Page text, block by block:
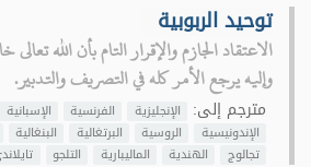
توحيد الربوبية
الاعتقاد الجازم والإقرار التام بأن الله
وإليه يرجع الأمر كله في التصريف والتدبير.
مترجم إلى: الإنجليزية الفرنسية الإسبانية
الإندونيسية
الروسية البرتغالية البنغالية
تجالوج
الهندية الماليبارية التلجو